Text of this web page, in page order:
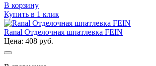
В корзину
Купить в 1 клик
Ranal Отделочная шпатлевка FEIN
Цена: 408 руб.